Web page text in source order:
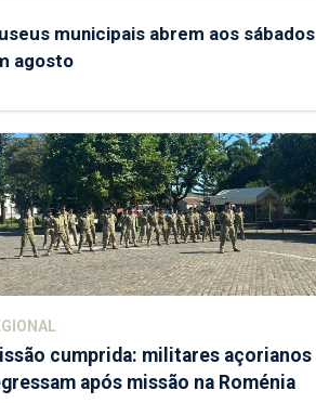
municipais abrem aos sábados
agosto
cumprida: militares açorianos
após missão na Roménia